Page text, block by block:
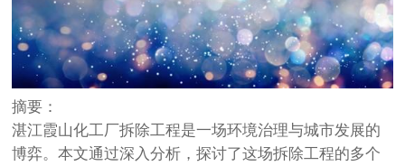
摘要：
湛江霞山化工厂拆除工程是一场环境治理与城市发展的
博弈。本文通过深入分析，探讨了这场拆除工程的多个